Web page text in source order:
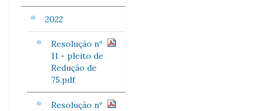
2022
Resolução nº
11 - pleito de
Redução de
75.pdf
Resolução nº